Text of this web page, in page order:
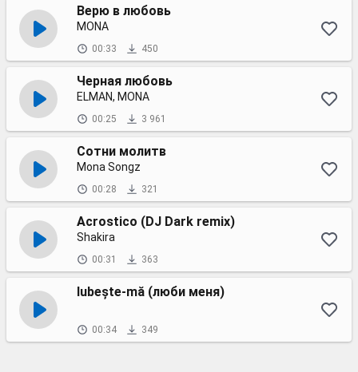
Верю в любовь
MONA
00:33 450
Черная любовь
ELMAN, MONA
00:25 3 961
Сотни молитв
Mona Songz
00:28 321
Acrostico (DJ Dark remix)
Shakira
00:31 363
Iubește-mă (люби меня)
00:34 349